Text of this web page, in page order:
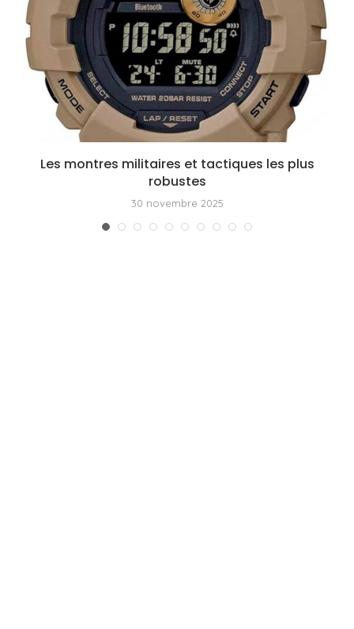
Les montres militaires et tactiques les plus
robustes
30 novembre 2025